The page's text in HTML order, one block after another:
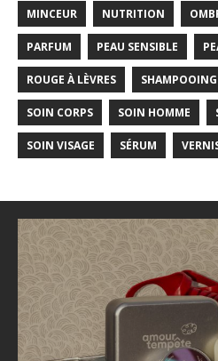
MINCEUR NUTRITION
PARFUM PEAU SENSIBLE
ROUGE À LÈVRES SHAMPOOING
SOIN CORPS SOIN HOMME
SOIN VISAGE SÉRUM